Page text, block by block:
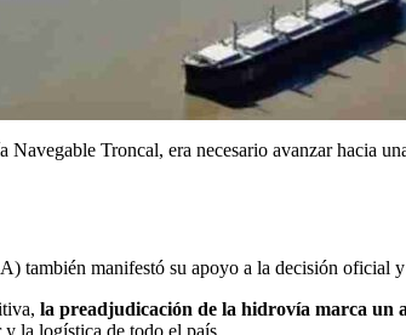
Troncal, era necesario avanzar hacia
también manifestó su apoyo a la decisión oficial
la preadjudicación de la hidrovía marca un
la logística de todo el país.